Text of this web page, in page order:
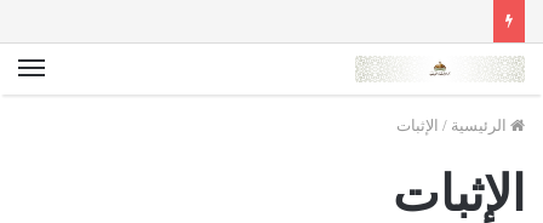
الرئيسية / الإثبات
الإثبات